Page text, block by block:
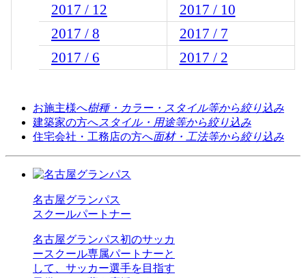
2017 / 12
2017 / 10
2017 / 8
2017 / 7
2017 / 6
2017 / 2
お施主様へ樹種・カラー・スタイル等から絞り込み
建築家の方へ スタイル・用途等から絞り込み
住宅会社・工務店の方へ面材・工法等から絞り込み
名古屋グランパス
スクールパートナー
名古屋グランパス初のサッカ
ースクール専属パートナーと
して、サッカー選手を目指す